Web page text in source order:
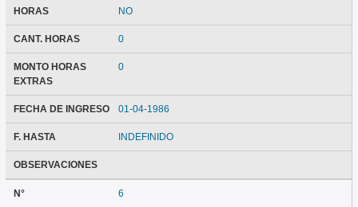
HORAS NO
CANT. HORAS 0
MONTO HORAS
EXTRAS
0
FECHA DE INGRESO 01-04-1986
F. HASTA INDEFINIDO
OBSERVACIONES
N° 6